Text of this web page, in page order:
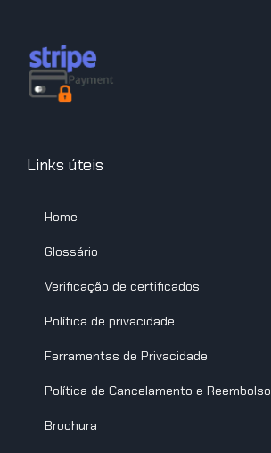
Links úteis
Home
Glossário
Verificação de certificados
Política de privacidade
Ferramentas de Privacidade
Política de Cancelamento e Reembolso
Brochura